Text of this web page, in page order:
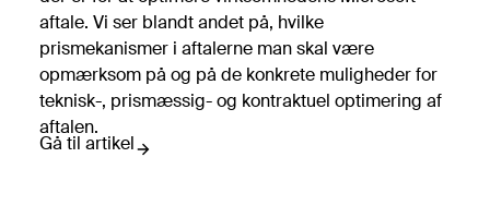
aftale. Vi ser blandt andet på, hvilke
prismekanismer i aftalerne man skal være
opmærksom på og på de konkrete muligheder for
teknisk-, prismæssig- og kontraktuel optimering af
aftalen.
Gå til artikel